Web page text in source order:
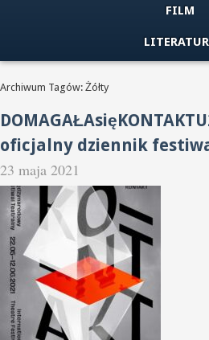
FILM
Archiwum Tagów: Żółty
oficjalny dziennik
23 maja 2021